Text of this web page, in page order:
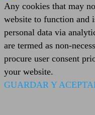
Any cookies that may
website to function and
personal data via
are termed as non-
procure user consent
your website.
GUARDAR Y